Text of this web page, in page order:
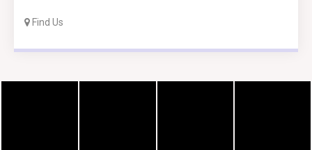
Find Us